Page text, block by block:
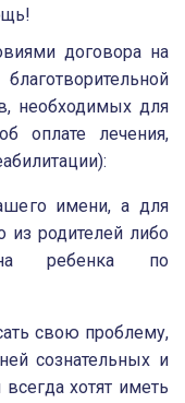
договора на
необходимых для
оплате лечения,
имени, а для
из родителей либо
ребенка по
свою проблему,
сознательных и
хотят иметь